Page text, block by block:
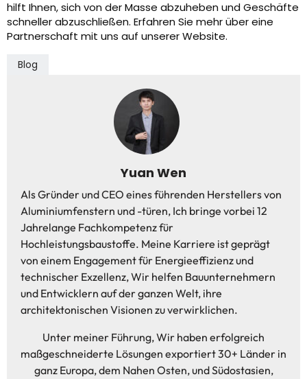
hilft Ihnen, sich von der Masse abzuheben und Geschäfte
schneller abzuschließen. Erfahren Sie mehr über eine
Partnerschaft mit uns auf unserer Website.
Blog
Yuan Wen
Als Gründer und CEO eines führenden Herstellers von
Aluminiumfenstern und -türen, Ich bringe vorbei 12
Jahrelange Fachkompetenz für
Hochleistungsbaustoffe. Meine Karriere ist geprägt
von einem Engagement für Energieeffizienz und
technischer Exzellenz, Wir helfen Bauunternehmern
und Entwicklern auf der ganzen Welt, ihre
architektonischen Visionen zu verwirklichen.
Unter meiner Führung, Wir haben erfolgreich
maßgeschneiderte Lösungen exportiert 30+ Länder in
ganz Europa, dem Nahen Osten, und Südostasien,